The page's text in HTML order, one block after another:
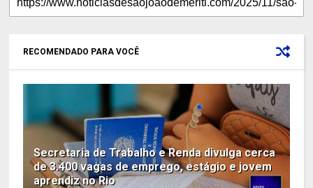
RECOMENDADO PARA VOCÊ
Secretaria de Trabalho e Renda divulga cerca
de 3.400 vagas de emprego, estágio e jovem
aprendiz no Rio